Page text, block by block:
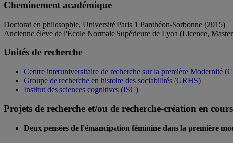
Cheminement académique
Doctorat en philosophie, Université Paris 1 Panthéon-Sorbonne (2015)
Ancienne élève de l'École Normale Supérieure de Lyon (Licence,
Unités de recherche
Centre interuniversitaire de recherche sur la première Modernité
Groupe de recherche en histoire des sociabilités (GRHS)
Institut des sciences cognitives (ISC)
Projets de recherche et/ou de recherche-création en cours
Deux pensées de l'émancipation féminine dans la première